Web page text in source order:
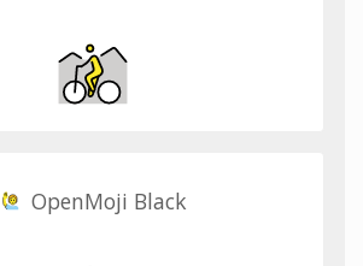
OpenMoji Black